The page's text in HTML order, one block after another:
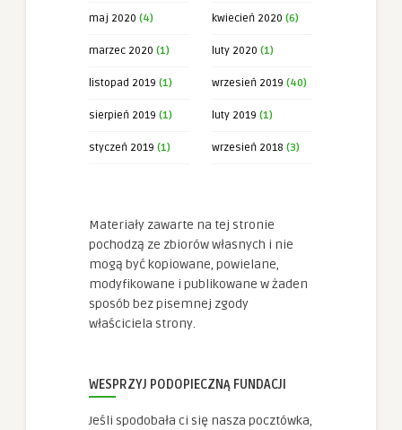
maj 2020 (4) kwiecień 2020 (6)
marzec 2020 (1) luty 2020 (1)
listopad 2019 (1) wrzesień 2019 (40)
sierpień 2019 (1) luty 2019 (1)
styczeń 2019 (1) wrzesień 2018 (3)
Materiały zawarte na tej stronie
pochodzą ze zbiorów własnych i nie
mogą być kopiowane, powielane,
modyfikowane i publikowane w żaden
sposób bez pisemnej zgody
właściciela strony.
WESPRZYJ PODOPIECZNĄ FUNDACJI
Jeśli spodobała ci się nasza pocztówka,